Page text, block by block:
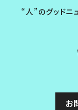
“人”のグッドニ
お